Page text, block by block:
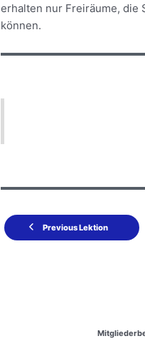
erhalten nur Freiräume, die
können.
Previous Lektion